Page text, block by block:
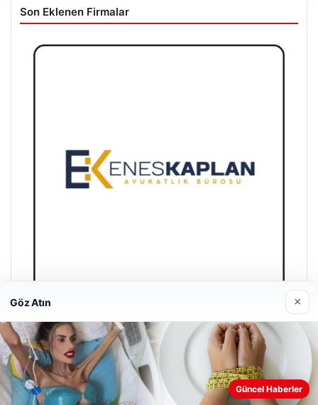
Son Eklenen Firmalar
Enes Kaplan Avukatlık Bürosu
28/04/2026
Göz Atın ×
Güncel Haberler